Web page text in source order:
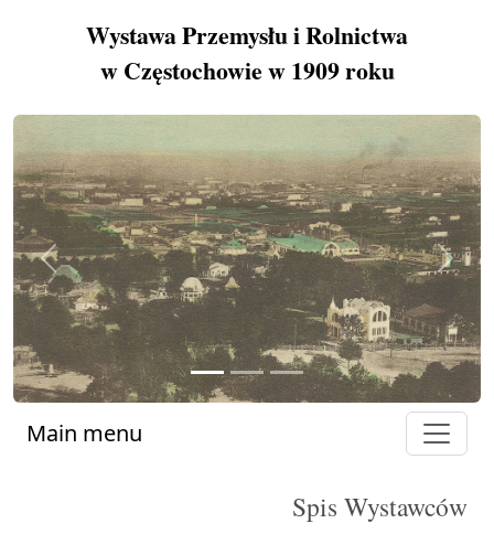
Wystawa Przemysłu i Rolnictwa
w Częstochowie w 1909 roku
Previous Next
Main menu
Spis Wystawców